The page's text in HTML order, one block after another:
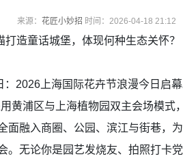
来源： 花匠小妙招 时间：2026-04-18 21:12
打造童话城堡，体现何种生态关怀？
2026上海国际花卉节浪漫今日启
黄浦区与上海植物园双主会场模式
面融入商圈、公园、滨江与街巷，
。无论你是园艺发烧友、拍照打卡